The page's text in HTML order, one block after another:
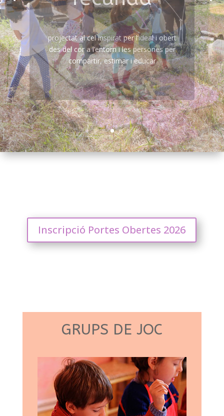
en la que l’art i la bellesa són fils
conductors de tot l’aprenentatge
Inscripció Portes Obertes 2026
GRUPS DE JOC